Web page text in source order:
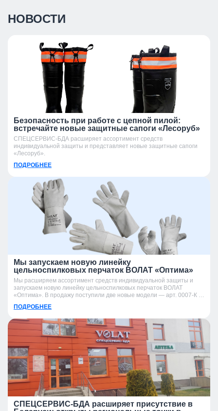
НОВОСТИ
Безопасность при работе с цепной пилой:
встречайте новые защитные сапоги «Лесоруб»
СПЕЦСЕРВИС-БДА расширяет ассортимент средств
индивидуальной защиты и представляет новые защитные сапоги
«Лесоруб».
ПОДРОБНЕЕ
Мы запускаем новую линейку
цельноспилковых перчаток ВОЛАТ «Оптима»
Мы расширяем ассортимент средств индивидуальной защиты и
запускаем новую линейку цельноспилковых перчаток ВОЛАТ
«Оптима». В продажу поступили две новые модели — арт. 0007-К и
ПОДРОБНЕЕ
СПЕЦСЕРВИС-БДА расширяет присутствие в